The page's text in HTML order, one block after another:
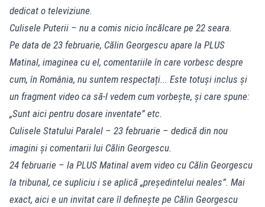
dedicat o televiziune.
Culisele Puterii – nu a comis nicio încălcare pe 22 seara.
Pe data de 23 februarie, Călin Georgescu apare la PLUS
Matinal, imaginea cu el, comentariile în care vorbesc despre
cum, în România, nu suntem respectați... Este totuși inclus și
un fragment video ca să-l vedem cum vorbește, și care spune:
„Sunt aici pentru dosare inventate” etc.
Culisele Statului Paralel – 23 februarie – dedică din nou
imagini și comentarii lui Călin Georgescu.
24 februarie – la PLUS Matinal avem video cu Călin Georgescu
la tribunal, ce supliciu i se aplică „președintelui neales”. Mai
exact, aici e un invitat care îl definește pe Călin Georgescu